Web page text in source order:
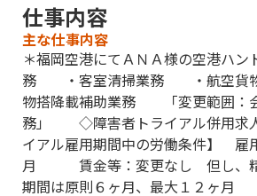
仕事内容
主な仕事内容
＊福岡空港にてＡＮＡ様の空港ハン
務 ・客室清掃業務 ・航空貨物
物搭降載補助業務 「変更範囲：
務」 ◇障害者トライアル併用求
イアル雇用期間中の労働条件】 雇
月 賃金等：変更なし 但し、精
期間は原則６ヶ月、最大１２ヶ月